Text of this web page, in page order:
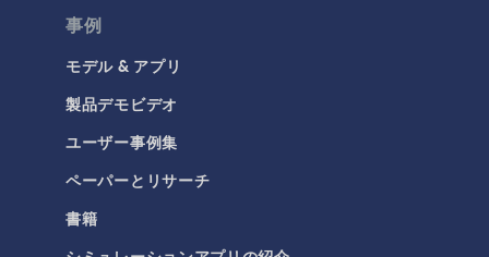
事例
モデル & アプリ
製品デモビデオ
ユーザー事例集
ペーパーとリサーチ
書籍